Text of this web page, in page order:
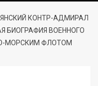
КОНТР-АДМИРАЛ
БИОГРАФИЯ ВОЕННОГО
МОРСКИМ ФЛОТОМ